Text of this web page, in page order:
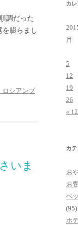
調だった
を膨らまし
ロシアンブ
いま
カ
月
5
12
19
26
«
カ
お
お
ペ
(95)
ホ